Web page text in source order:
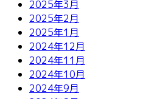
2025年3月
2025年2月
2025年1月
2024年12月
2024年11月
2024年10月
2024年9月